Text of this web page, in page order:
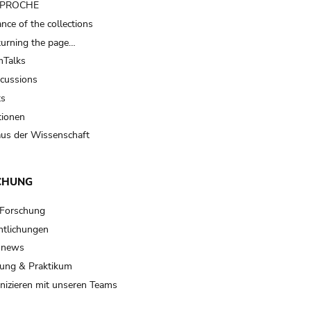
of the collections
the page…
der Wissenschaft
& Praktikum
mit unseren Teams